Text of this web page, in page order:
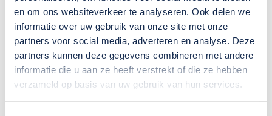
en om ons websiteverkeer te analyseren. Ook delen we
informatie over uw gebruik van onze site met onze
partners voor social media, adverteren en analyse. Deze
partners kunnen deze gegevens combineren met andere
informatie die u aan ze heeft verstrekt of die ze hebben
verzameld op basis van uw gebruik van hun services.
"Ik ben ooit begonnen als monteur en weet
dus precies wat er buiten nodig is.
Vakmanschap staat hier echt centraal."